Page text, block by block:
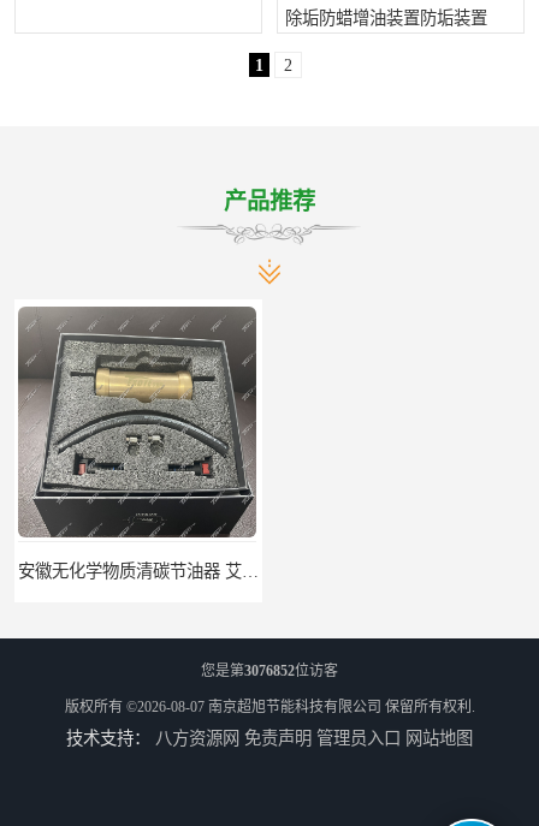
除垢防蜡增油装置防垢装置
1 2
产品推荐
您是第3076852位访客
版权所有 ©2026-08-07 南京超旭节能科技有限公司 保留所有权利.
技术支持： 八方资源网 免责声明 管理员入口 网站地图